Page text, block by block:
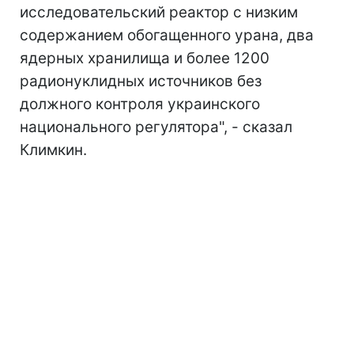
исследовательский реактор с низким
содержанием обогащенного урана, два
ядерных хранилища и более 1200
радионуклидных источников без
должного контроля украинского
национального регулятора", - сказал
Климкин.